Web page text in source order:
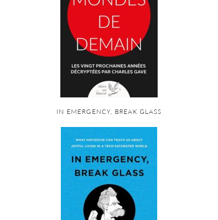
IN EMERGENCY, BREAK GLASS